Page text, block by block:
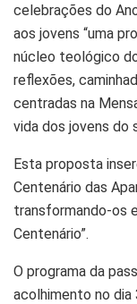
celebrações do
aos jovens “uma
núcleo teológico
reflexões,
centradas na
vida dos jovens do
Esta proposta
Centenário das
transformando-os
Centenário”.
O programa da
acolhimento no dia